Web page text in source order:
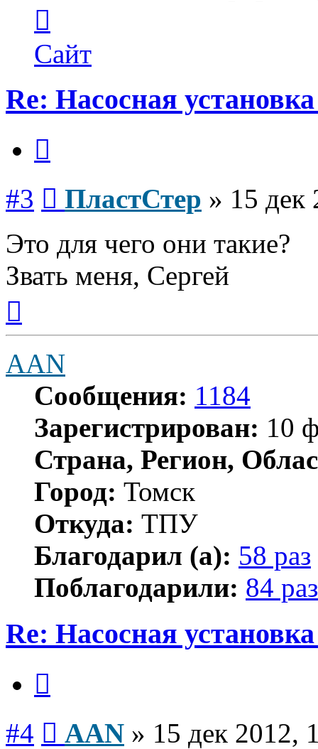
пользователя
ПластСтер
Сайт
Re: Насосная
#3 ПластСтер » 15 дек
Это для чего они такие?
Звать меня, Сергей
началу
AAN
Сообщения: 1184
Зарегистрирован: 10
Страна, Регион,
Город: Томск
Откуда: ТПУ
Благодарил (а): 58 раз
Поблагодарили: 84
Re: Насосная
#4 AAN » 15 дек 2012,